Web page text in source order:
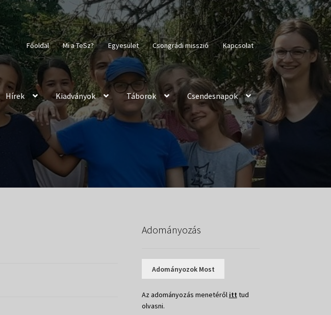
Főoldal Mi a TeSz? Egyesület Csongrádi misszió Kapcsolat
Hírek Kiadványok Táborok Csendesnapok
Adományozás
Adományozok Most
Az adományozás menetéről itt tud
olvasni.